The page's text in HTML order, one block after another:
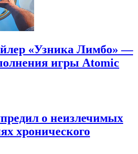
«Узника Лимбо» —
игры Atomic
о неизлечимых
хронического